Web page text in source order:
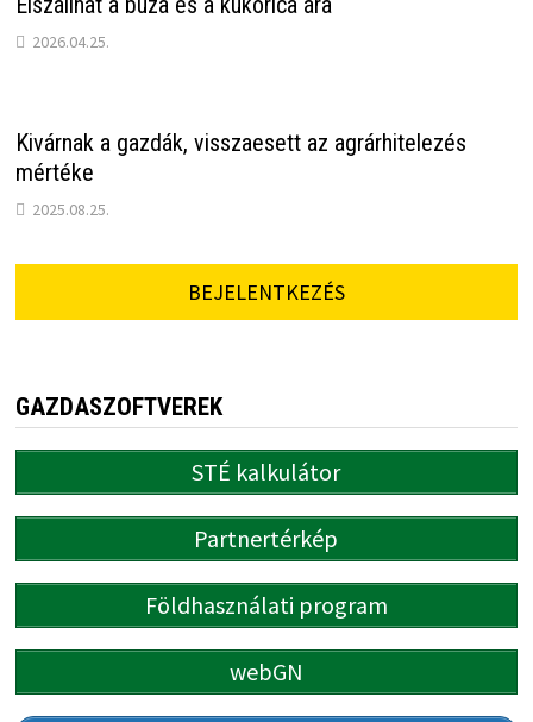
2026.04.25.
Kivárnak a gazdák, visszaesett az agrárhitelezés
mértéke
2025.08.25.
BEJELENTKEZÉS
GAZDASZOFTVEREK
STÉ kalkulátor
Partnertérkép
Földhasználati program
webGN